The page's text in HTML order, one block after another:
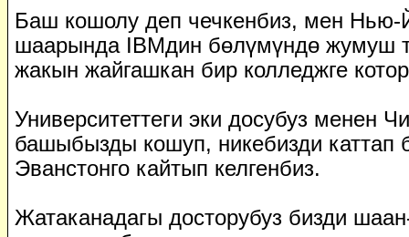
Баш кошолу деп чечкенбиз, мен Нью-
шаарында IBMдин бөлүмүндө жумуш
жакын жайгашкан бир колледжге
Университеттеги эки досубуз менен
башыбызды кошуп, никебизди каттап
Эванстонго кайтып келгенбиз.
Жатаканадагы досторубуз бизди